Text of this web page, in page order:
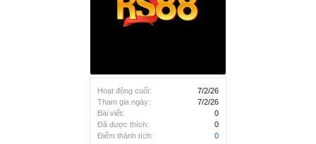
Hoạt động cuối:
7/2/26
Tham gia ngày:
7/2/26
Bài viết:
0
Đã được thích:
0
Điểm thành tích:
0